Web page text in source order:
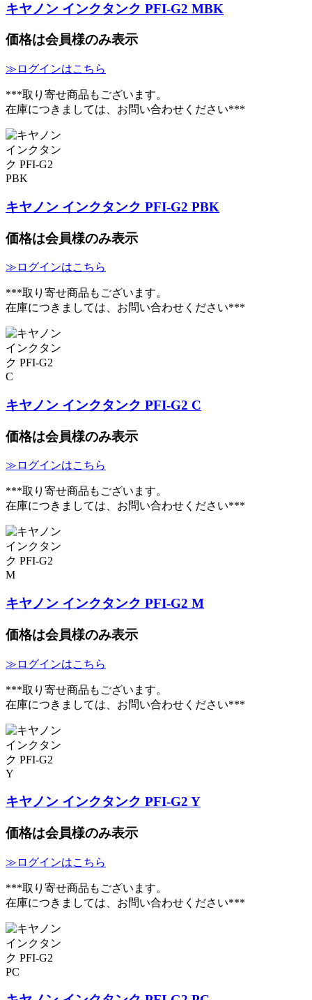
キヤノン インクタンク PFI-G2 MBK
価格は会員様のみ表示
≫ログインはこちら
***取り寄せ商品もございます。
在庫につきましては、お問い合わせください***
キヤノン インクタンク PFI-G2 PBK
価格は会員様のみ表示
≫ログインはこちら
***取り寄せ商品もございます。
在庫につきましては、お問い合わせください***
キヤノン インクタンク PFI-G2 C
価格は会員様のみ表示
≫ログインはこちら
***取り寄せ商品もございます。
在庫につきましては、お問い合わせください***
キヤノン インクタンク PFI-G2 M
価格は会員様のみ表示
≫ログインはこちら
***取り寄せ商品もございます。
在庫につきましては、お問い合わせください***
キヤノン インクタンク PFI-G2 Y
価格は会員様のみ表示
≫ログインはこちら
***取り寄せ商品もございます。
在庫につきましては、お問い合わせください***